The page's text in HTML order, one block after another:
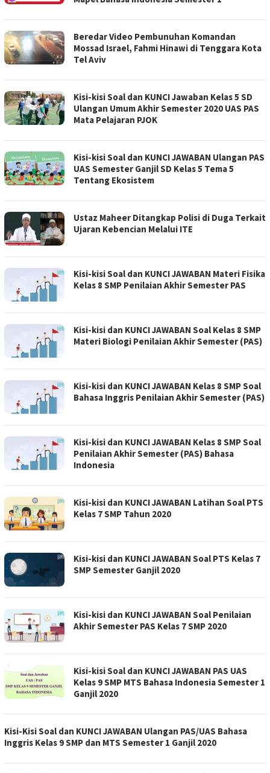
Beredar Video Pembunuhan Komandan
Mossad Israel, Fahmi Hinawi di Tenggara Kota
Tel Aviv
Kisi-kisi Soal dan KUNCI Jawaban Kelas 5 SD
Ulangan Umum Akhir Semester 2020 UAS PAS
Mata Pelajaran PJOK
Kisi-kisi Soal dan KUNCI JAWABAN Ulangan PAS
UAS Semester Ganjil SD Kelas 5 Tema 5
Tentang Ekosistem
Ustaz Maheer Ditangkap Polisi di Duga Terkait
Ujaran Kebencian Melalui ITE
Kisi-kisi Soal dan KUNCI JAWABAN Materi Fisika
Kelas 8 SMP Penilaian Akhir Semester PAS
Kisi-kisi dan KUNCI JAWABAN Soal Kelas 8 SMP
Materi Biologi Penilaian Akhir Semester (PAS)
Kisi-kisi dan KUNCI JAWABAN Kelas 8 SMP Soal
Bahasa Inggris Penilaian Akhir Semester (PAS)
Kisi-kisi dan KUNCI JAWABAN Kelas 8 SMP Soal
Penilaian Akhir Semester (PAS) Bahasa
Indonesia
Kisi-kisi dan KUNCI JAWABAN Latihan Soal PTS
Kelas 7 SMP Tahun 2020
Kisi-kisi dan KUNCI JAWABAN Soal PTS Kelas 7
SMP Semester Ganjil 2020
Kisi-kisi dan KUNCI JAWABAN Soal Penilaian
Akhir Semester PAS Kelas 7 SMP 2020
Kisi-kisi Soal dan KUNCI JAWABAN PAS UAS
Kelas 9 SMP MTS Bahasa Indonesia Semester 1
Ganjil 2020
Kisi-Kisi Soal dan KUNCI JAWABAN Ulangan PAS/UAS Bahasa
Inggris Kelas 9 SMP dan MTS Semester 1 Ganjil 2020